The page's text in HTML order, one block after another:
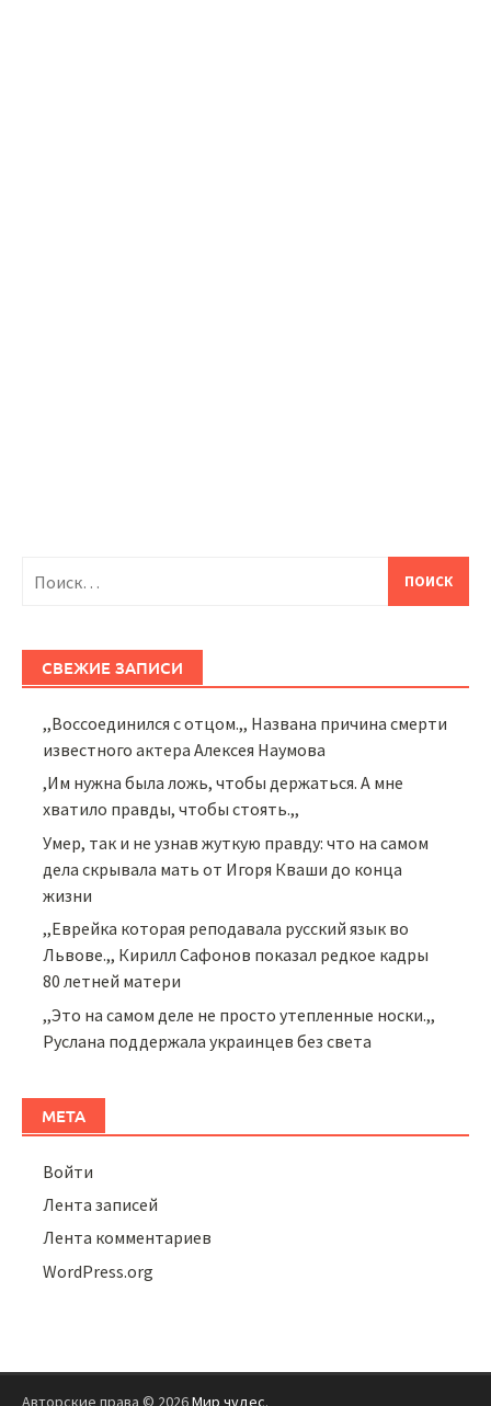
СВЕЖИЕ ЗАПИСИ
,,Воссоединился с отцом.,, Названа причина смерти
известного актера Алексея Наумова
,Им нужна была ложь, чтобы держаться. А мне
хватило правды, чтобы стоять.,,
Умер, так и не узнав жуткую правду: что на самом
дела скрывала мать от Игоря Кваши до конца
жизни
,,Еврейка которая реподавала русский язык во
Львове.,, Кирилл Сафонов показал редкое кадры
80 летней матери
,,Это на самом деле не просто утепленные носки.,,
Руслана поддержала украинцев без света
МЕТА
Войти
Лента записей
Лента комментариев
WordPress.org
Авторские права © 2026Мир чудес.